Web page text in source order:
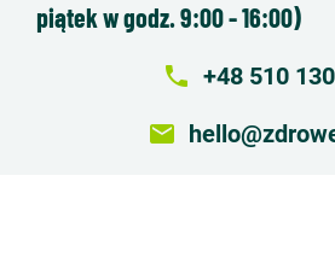
piątek w godz. 9:00 - 16:00)
local_phone +48 510
email